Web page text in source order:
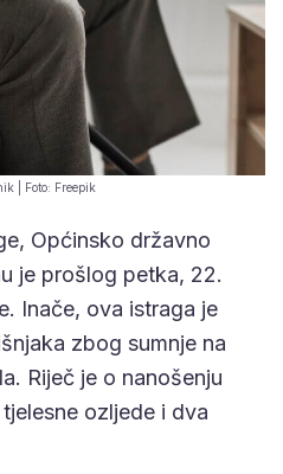
| Foto: Freepik
Općinsko državno
je prošlog petka, 22.
Inače, ova istraga je
zbog sumnje na
Riječ je o nanošenju
ozljede i dva